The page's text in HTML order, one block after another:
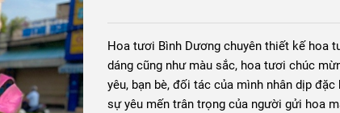
Hoa tươi Bình Dương chuyên thiết kế hoa
dáng cũng như màu sắc, hoa tươi chúc
yêu, bạn bè, đối tác của mình nhân dịp
sự yêu mến trân trọng của người gửi hoa